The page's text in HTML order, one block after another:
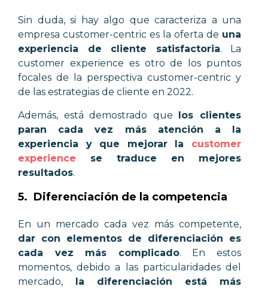
Sin duda, si hay algo que caracteriza a una
empresa customer-centric es la oferta de una
experiencia de cliente satisfactoria. La
customer experience es otro de los puntos
focales de la perspectiva customer-centric y
de las estrategias de cliente en 2022.
Además, está demostrado que los clientes
paran cada vez más atención a la
experiencia y que mejorar la customer
experience se traduce en mejores
resultados.
5. Diferenciación de la competencia
En un mercado cada vez más competente,
dar con elementos de diferenciación es
cada vez más complicado. En estos
momentos, debido a las particularidades del
mercado, la diferenciación está más